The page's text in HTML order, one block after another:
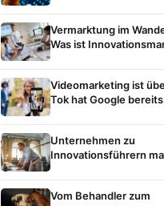
Vermarktung im
Was ist
Videomarketing ist
Tok hat Google
Unternehmen zu
Innovationsführern
Vom Behandler zum